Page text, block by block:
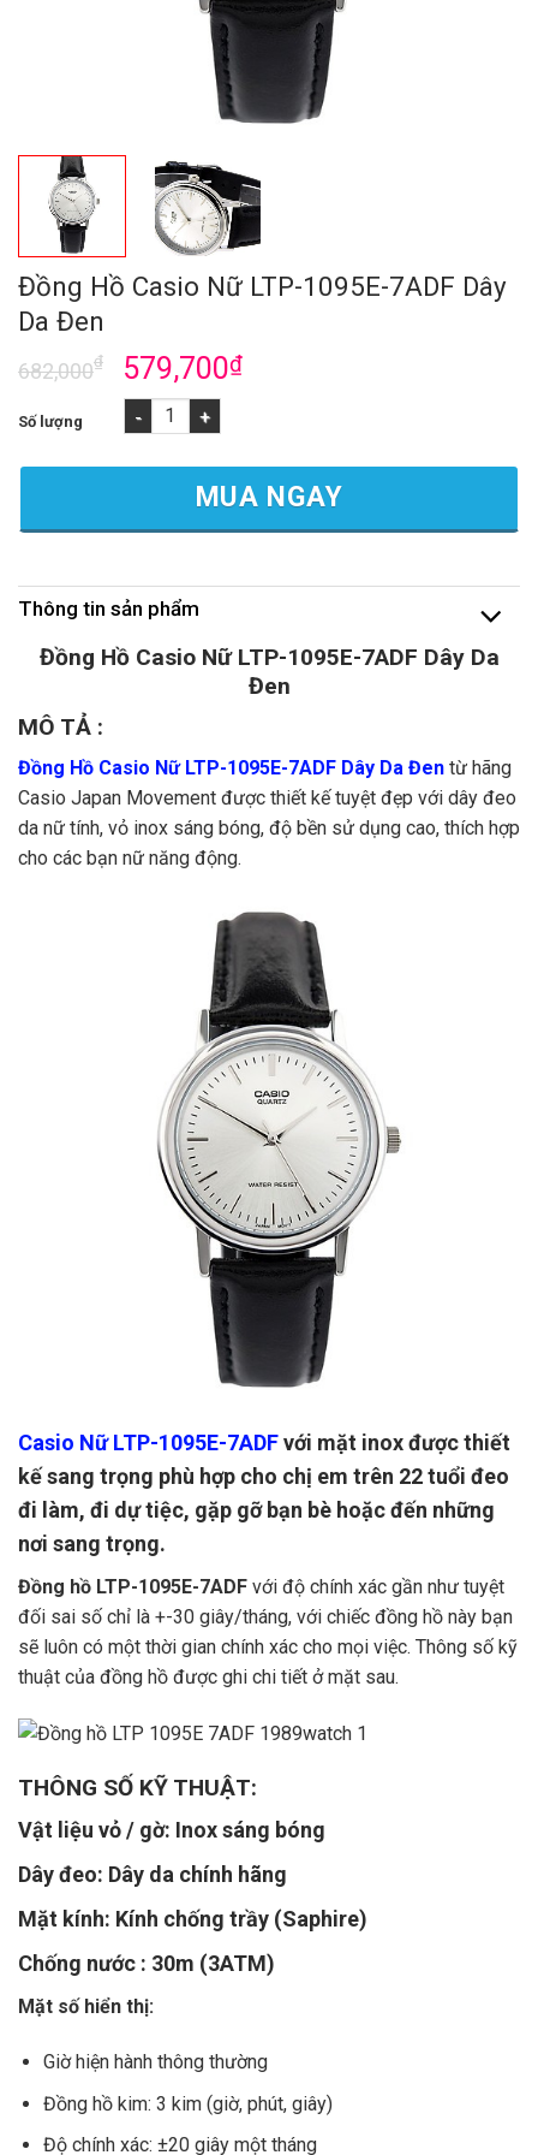
Đồng Hồ Casio Nữ LTP-1095E-7ADF Dây
Da Đen
682,000₫ 579,700₫
Đồng Hồ Casio Nữ LTP-1095E-7ADF Dây Da Đen số lượng
MUA NGAY
Thông tin sản phẩm
Đồng Hồ Casio Nữ LTP-1095E-7ADF Dây Da
Đen
MÔ TẢ :
Đồng Hồ Casio Nữ LTP-1095E-7ADF Dây Da Đen từ hãng
Casio Japan Movement được thiết kế tuyệt đẹp với dây đeo
da nữ tính, vỏ inox sáng bóng, độ bền sử dụng cao, thích hợp
cho các bạn nữ năng động.
Casio Nữ LTP-1095E-7ADFvới mặt inox được thiết
kế sang trọng phù hợp cho chị em trên 22 tuổi đeo
đi làm, đi dự tiệc, gặp gỡ bạn bè hoặc đến những
nơi sang trọng.
Đồng hồ LTP-1095E-7ADF với độ chính xác gần như tuyệt
đối sai số chỉ là +-30 giây/tháng, với chiếc đồng hồ này bạn
sẽ luôn có một thời gian chính xác cho mọi việc. Thông số kỹ
thuật của đồng hồ được ghi chi tiết ở mặt sau.
THÔNG SỐ KỸ THUẬT:
Vật liệu vỏ / gờ: Inox sáng bóng
Dây đeo: Dây da chính hãng
Mặt kính: Kính chống trầy (Saphire)
Chống nước : 30m (3ATM)
Mặt số hiển thị:
Giờ hiện hành thông thường
Đồng hồ kim: 3 kim (giờ, phút, giây)
Độ chính xác: ±20 giây một tháng